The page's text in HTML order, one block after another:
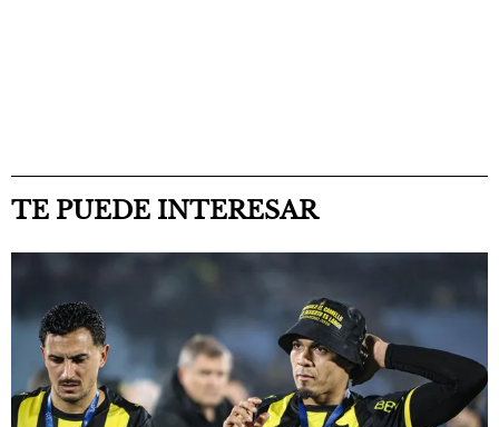
TE PUEDE INTERESAR